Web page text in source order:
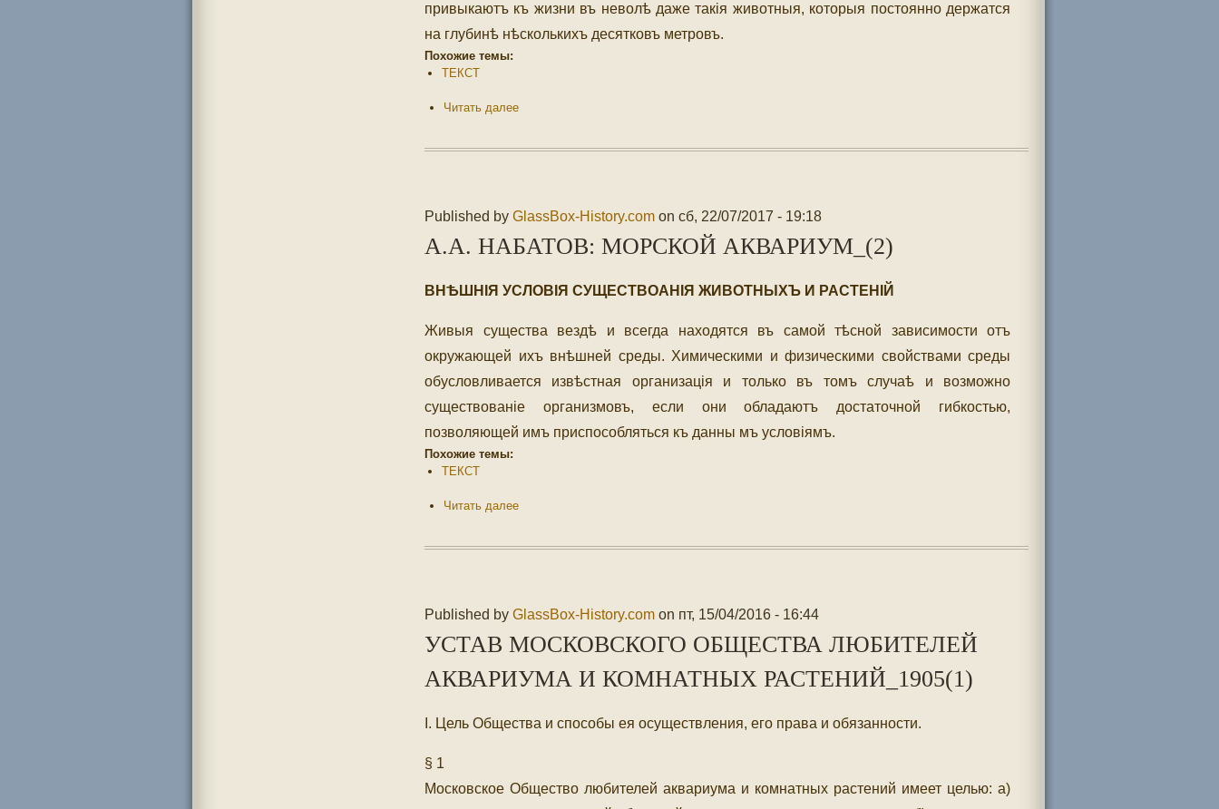
привыкаютъ къ жизни въ неволѣ даже такія животныя, которыя постоянно держатся
на глубинѣ нѣсколькихъ десятковъ метровъ.
Похожие темы:
ТЕКСТ
Читать далее
Published by GlassBox-History.com on сб, 22/07/2017 - 19:18
А.А. НАБАТОВ: МОРСКОЙ АКВАРИУМ_(2)
ВНѢШНIЯ УСЛОВIЯ CУЩЕСТВОАНIЯ ЖИВОТНЫХЪ И РАСТЕНIЙ
Живыя существа вездѣ и всегда находятся въ самой тѣсной зависимости отъ
окружающей ихъ внѣшней среды. Химическими и физическими свойствами среды
обусловливается извѣстная организація и только въ томъ случаѣ и возможно
существованіе организмовъ, если они обладаютъ достаточной гибкостью,
позволяющей имъ приспособляться къ данны мъ условіямъ.
Похожие темы:
ТЕКСТ
Читать далее
Published by GlassBox-History.com on пт, 15/04/2016 - 16:44
УСТАВ МОСКОВСКОГО ОБЩЕСТВА ЛЮБИТЕЛЕЙ
АКВАРИУМА И КОМНАТНЫХ РАСТЕНИЙ_1905(1)
I. Цель Общества и способы ея осуществления, его права и обязанности.
§ 1
Московское Общество любителей аквариума и комнатных растений имеет целью: а)